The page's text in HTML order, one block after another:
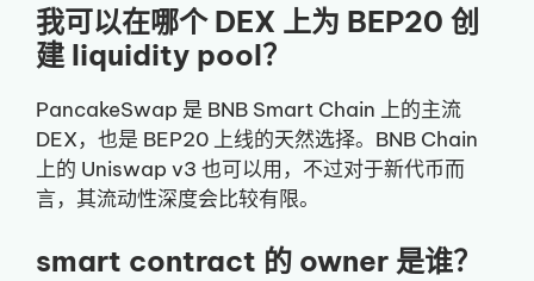
我可以在哪个 DEX 上为 BEP20 创
建 liquidity pool？
PancakeSwap 是 BNB Smart Chain 上的主流
DEX，也是 BEP20 上线的天然选择。BNB Chain
上的 Uniswap v3 也可以用，不过对于新代币而
言，其流动性深度会比较有限。
smart contract 的 owner 是谁？